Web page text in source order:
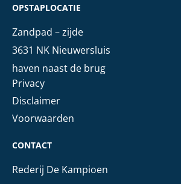
OPSTAPLOCATIE
Zandpad – zijde
3631 NK Nieuwersluis
haven naast de brug
Privacy
Disclaimer
Voorwaarden
CONTACT
Rederij De Kampioen